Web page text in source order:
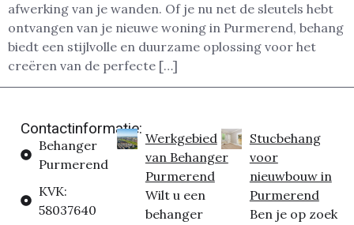
afwerking van je wanden. Of je nu net de sleutels hebt
ontvangen van je nieuwe woning in Purmerend, behang
biedt een stijlvolle en duurzame oplossing voor het
creëren van de perfecte […]
Contactinformatie:
Behanger
Purmerend
KVK:
58037640
Werkgebied
van Behanger
Purmerend
Wilt u een
behanger
Stucbehang
voor
nieuwbouw in
Purmerend
Ben je op zoek